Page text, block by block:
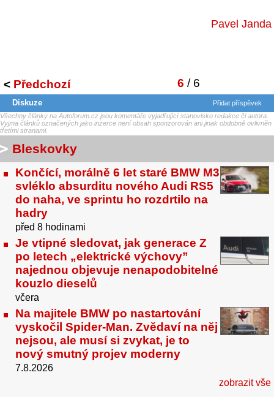
Pavel Janda
< Předchozí 6 / 6
Diskuze
Přidat příspěvek
Všechny články na Autoforum.cz jsou komentáře vyjadřující stanovisko redakce či autora.
Vyjma článků označených jako inzerce není obsah sponzorován ani jinak obdobně ovlivněn
třetími stranami.
Bleskovky
Končící, morálně 6 let staré BMW M3
svléklo absurditu nového Audi RS5
do naha, ve sprintu ho rozdrtilo na
hadry
před 8 hodinami
Je vtipné sledovat, jak generace Z
po letech „elektrické výchovy”
najednou objevuje nenapodobitelné
kouzlo dieselů
včera
Na majitele BMW po nastartování
vyskočil Spider-Man. Zvědaví na něj
nejsou, ale musí si zvykat, je to
nový smutný projev moderny
7.8.2026
zobrazit vše